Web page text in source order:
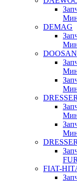
DEMAG
DOOSAN
DRESSER
FIAT-